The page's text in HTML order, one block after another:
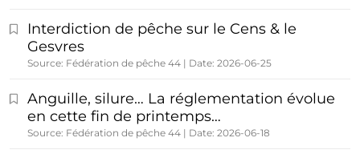
Interdiction de pêche sur le Cens & le
Gesvres
Source: Fédération de pêche 44 Date: 2026-06-25
Anguille, silure… La réglementation évolue
en cette fin de printemps…
Source: Fédération de pêche 44 Date: 2026-06-18